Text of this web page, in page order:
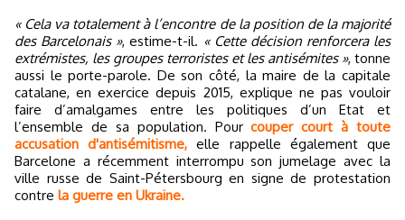
« Cela va totalement à l’encontre de la position de la majorité
des Barcelonais », estime-t-il. « Cette décision renforcera les
extrémistes, les groupes terroristes et les antisémites », tonne
aussi le porte-parole. De son côté, la maire de la capitale
catalane, en exercice depuis 2015, explique ne pas vouloir
faire d’amalgames entre les politiques d’un Etat et
l’ensemble de sa population. Pourcouper court à toute
accusation d'antisémitisme, elle rappelle également que
Barcelone a récemment interrompu son jumelage avec la
ville russe de Saint-Pétersbourg en signe de protestation
contre la guerre en Ukraine.